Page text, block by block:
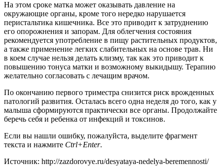
На этом сроке матка может оказывать давление на
окружающие органы, кроме того нередко нарушается
перистальтика кишечника. Все это приводит к затруднению
его опорожнения и запорам. Для облегчения состояния
рекомендуется употребление в пищу растительных продуктов,
а также применение легких слабительных на основе трав. Ни
в коем случае нельзя делать клизму, так как это приводит к
повышению тонуса матки и возможному выкидышу. Терапию
желательно согласовать с лечащим врачом.
По окончанию первого триместра снизится риск врожденных
патологий развития. Осталась всего одна неделя до того, как у
малыша сформируются практически все органы. Продолжайте
беречь себя и ребенка от инфекций и токсинов.
Если вы нашли ошибку, пожалуйста, выделите фрагмент
текста и нажмите Ctrl+Enter.
Источник: http://zazdorovye.ru/desyataya-nedelya-beremennosti/